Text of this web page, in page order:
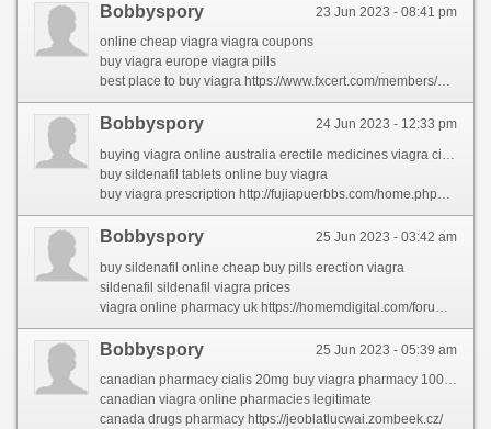
23 Jun 2023 - 08:41 pm
Bobbyspory
online cheap viagra viagra coupons
buy viagra europe viagra pills
best place to buy viagra https://www.fxcert.com/members/patricehal/activity/62134/
24 Jun 2023 - 12:33 pm
Bobbyspory
buying viagra online australia erectile medicines viagra cialis
buy sildenafil tablets online buy viagra
buy viagra prescription http://fujiapuerbbs.com/home.php?mod=space&uid=2875530&do=profile&from=space
25 Jun 2023 - 03:42 am
Bobbyspory
buy sildenafil online cheap buy pills erection viagra
sildenafil sildenafil viagra prices
viagra online pharmacy uk https://homemdigital.com/forums/users/muhammadho/
25 Jun 2023 - 05:39 am
Bobbyspory
canadian pharmacy cialis 20mg buy viagra pharmacy 100mg
canadian viagra online pharmacies legitimate
canada drugs pharmacy https://jeoblatlucwai.zombeek.cz/